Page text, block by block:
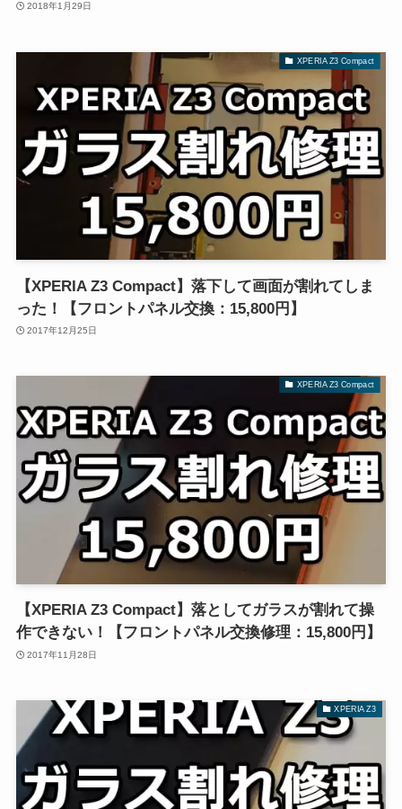
2018年1月29日
XPERIA Z3 Compact
【XPERIA Z3 Compact】落下して画面が割れてしま
った！【フロントパネル交換：15,800円】
2017年12月25日
XPERIA Z3 Compact
【XPERIA Z3 Compact】落としてガラスが割れて操
作できない！【フロントパネル交換修理：15,800円】
2017年11月28日
XPERIA Z3